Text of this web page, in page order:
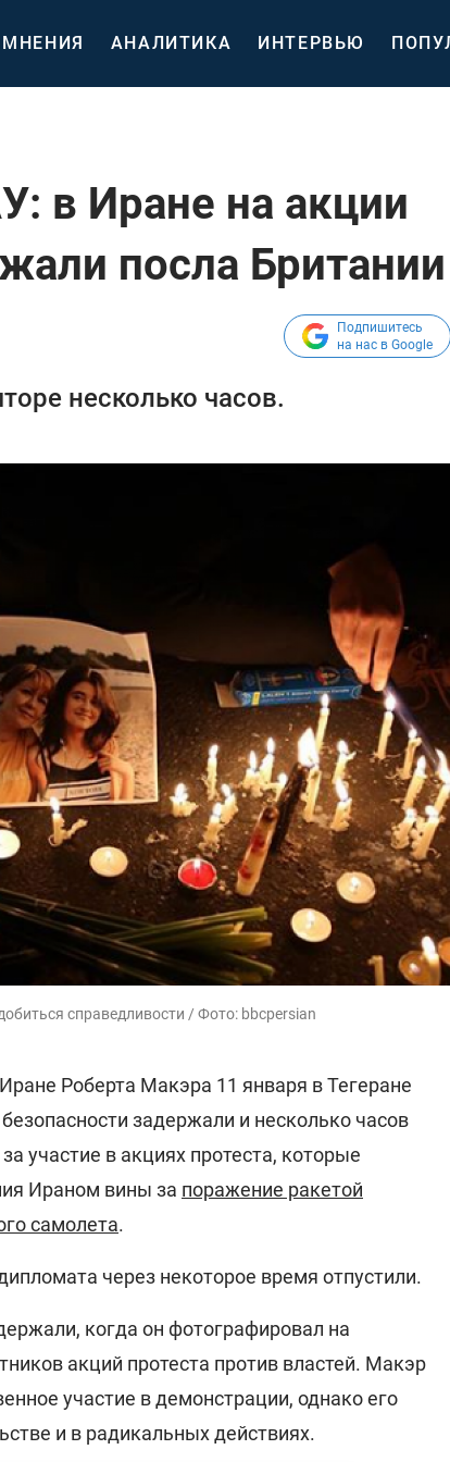
МНЕНИЯ АНАЛИТИКА ИНТЕРВЬЮ
в Иране на акции
посла Британии
Подпишитесь
на нас в Google
несколько часов.
справедливости / Фото: bbcpersian
Роберта Макэра 11 января в Тегеране
задержали и несколько часов
участие в акциях протеста, которые
Ираном вины за поражение ракетой
самолета.
через некоторое время отпустили.
когда он фотографировал на
акций протеста против властей. Макэр
участие в демонстрации, однако его
и в радикальных действиях.